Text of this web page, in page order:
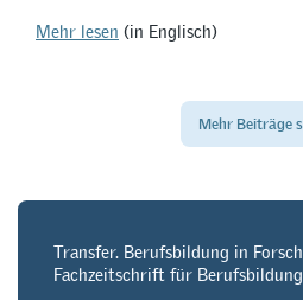
Mehr lesen (in Englisch)
Mehr Beiträge
Transfer. Berufsbildung in
Fachzeitschrift für